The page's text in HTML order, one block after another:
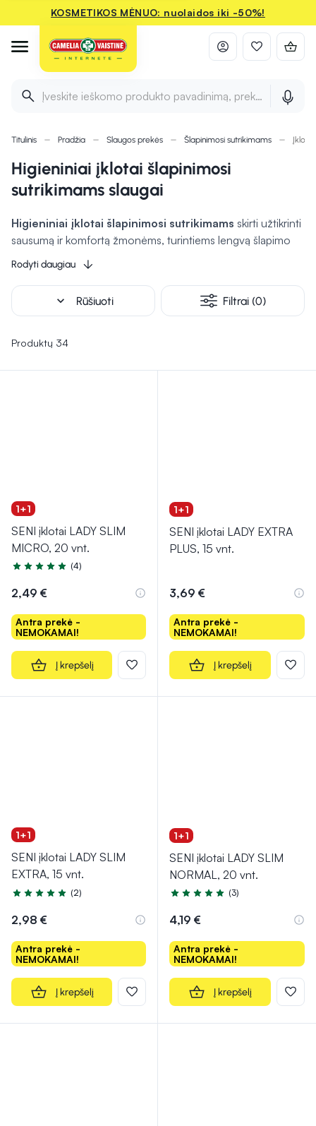
KOSMETIKOS MĖNUO: nuolaidos iki -50%!
Įveskite ieškomo produkto pavadinimą, prekės ženklą ir
Titulinis Pradžia Slaugos prekės Šlapinimosi sutrikimams Įklotai
Higieniniai įklotai šlapinimosi
sutrikimams slaugai
Higieniniai įklotai šlapinimosi sutrikimams skirti užtikrinti
sausumą ir komfortą žmonėms, turintiems lengvą šlapimo
nelaikymą. Jie yra ploni, diskretiški ir pasižymi aukštu
sugeriamumu,
dirginimo.
Įklotai dažnai turi kvapą neutralizuojančių
savybių, užtikrinančių gaivumą ir švarą visą dieną. Dėl savo
drabužiais, tad idealiai tinka kasdieniam naudojimui.
Rodyti daugiau
expand_more Rūšiuoti Filtrai (0)
Produktų 34
1+1
SENI įklotai LADY SLIM
MICRO, 20 vnt.
Įvertinimas 5.0 iš 5
(4)
2,49 €
Antra prekė -
NEMOKAMAI!
Į krepšelį
1+1
SENI įklotai LADY EXTRA
PLUS, 15 vnt.
3,69 €
Antra prekė -
NEMOKAMAI!
Į krepšelį
1+1
SENI įklotai LADY SLIM
EXTRA, 15 vnt.
Įvertinimas 5.0 iš 5
(2)
2,98 €
Antra prekė -
NEMOKAMAI!
Į krepšelį
1+1
SENI įklotai LADY SLIM
NORMAL, 20 vnt.
Įvertinimas 5.0 iš 5
(3)
4,19 €
Antra prekė -
NEMOKAMAI!
Į krepšelį